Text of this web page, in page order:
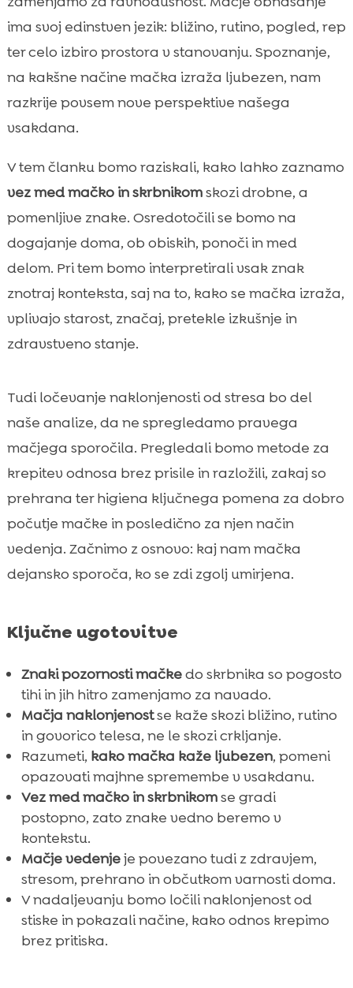

Lizanje, negovanje in “allogrooming” kot
socialna vez
 Igra kot pozornost: kako nas mačka vabi v
interakcijo

Ko mačka “nadzoruje” našo rutino:
hranjenje, odhodi, prihod domov
znaki, ki jih ne smemo zamenjati
 Kako lahko mi okrepimo odnos z mačko
(brez siljenja)
Okolje, ki spodbuja pozornost: varne točke,
praskalniki in mir
Prehrana in dobro počutje kot temelj
naklonjenosti: CricksyCat, Jasper in Bill
 Higiena in mačji WC brez stresa: Purrfect
Life mačji pesek
 FAQ
ima svoj edinstven jezik: bližino, rutino, pogled, rep
ter celo izbiro prostora v stanovanju. Spoznanje,
na kakšne načine mačka izraža ljubezen, nam
razkrije povsem nove perspektive našega
vsakdana.
V tem članku bomo raziskali, kako lahko zaznamo
vez med mačko in skrbnikomskozi drobne, a
pomenljive znake. Osredotočili se bomo na
dogajanje doma, ob obiskih, ponoči in med
delom. Pri tem bomo interpretirali vsak znak
znotraj konteksta, saj na to, kako se mačka izraža,
vplivajo starost, značaj, pretekle izkušnje in
zdravstveno stanje.
Tudi ločevanje naklonjenosti od stresa bo del
naše analize, da ne spregledamo pravega
mačjega sporočila. Pregledali bomo metode za
krepitev odnosa brez prisile in razložili, zakaj so
prehrana ter higiena ključnega pomena za dobro
počutje mačke in posledično za njen način
vedenja. Začnimo z osnovo: kaj nam mačka
dejansko sporoča, ko se zdi zgolj umirjena.
Ključne ugotovitve
Znaki pozornosti mačkedo skrbnika so pogosto
tihi in jih hitro zamenjamo za navado.
Mačja naklonjenostse kaže skozi bližino, rutino
in govorico telesa, ne le skozi crkljanje.
Razumeti, kako mačka kaže ljubezen, pomeni
opazovati majhne spremembe v vsakdanu.
Vez med mačko in skrbnikomse gradi
postopno, zato znake vedno beremo v
kontekstu.
Mačje vedenjeje povezano tudi z zdravjem,
stresom, prehrano in občutkom varnosti doma.
V nadaljevanju bomo ločili naklonjenost od
stiske in pokazali načine, kako odnos krepimo
brez pritiska.